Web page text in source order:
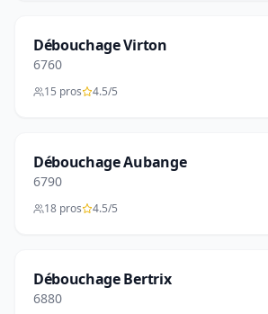
Débouchage Virton
6760
15 pros 4.5/5
Débouchage Aubange
6790
18 pros 4.5/5
Débouchage Bertrix
6880